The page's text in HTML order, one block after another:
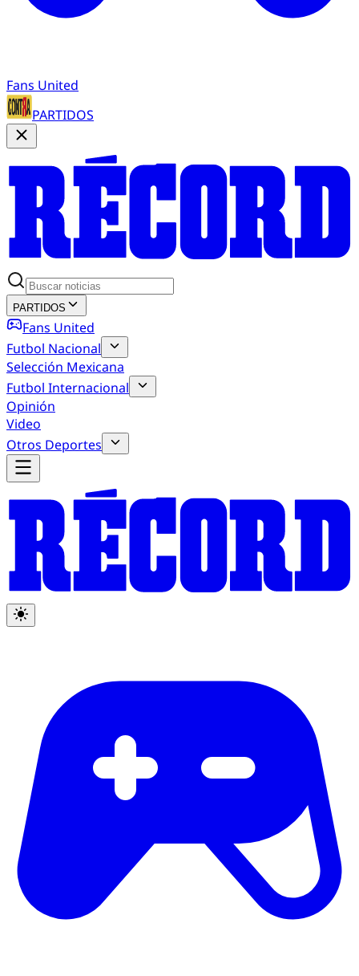
Fans United
PARTIDOS
PARTIDOS
Fans United
Futbol Nacional
Selección Mexicana
Futbol Internacional
Opinión
Video
Otros Deportes